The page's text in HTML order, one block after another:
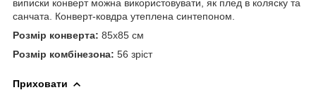
виписки конверт можна використовувати, як плед в коляску та
санчата. Конверт-ковдра утеплена синтепоном.
Розмір конверта: 85х85 см
Розмір комбінезона: 56 зріст
Приховати